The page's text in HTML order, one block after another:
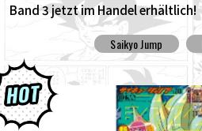
Band 3 jetzt im Handel erhältlich!
Saikyo Jump